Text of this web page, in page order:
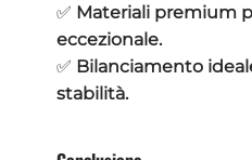
✅ Materiali premium
eccezionale.
✅ Bilanciamento
stabilità.